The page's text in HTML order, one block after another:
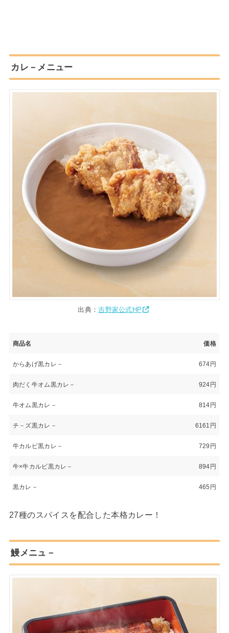
カレ－メニュー
出典：吉野家公式HP
商品名 価格
からあげ黒カレ－ 674円
肉だく牛オム黒カレ－ 924円
牛オム黒カレ－ 814円
チ－ズ黒カレ－ 6161円
牛カルビ黒カレ－ 729円
牛×牛カルビ黒カレ－ 894円
黒カレ－ 465円
27種のスパイスを配合した本格カレー！
鰻メニュ－